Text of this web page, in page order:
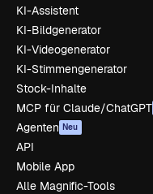
KI-Assistent
KI-Bildgenerator
KI-Videogenerator
KI-Stimmengenerator
Stock-Inhalte
MCP für Claude/ChatGPT
Agenten Neu
API
Mobile App
Alle Magnific-Tools